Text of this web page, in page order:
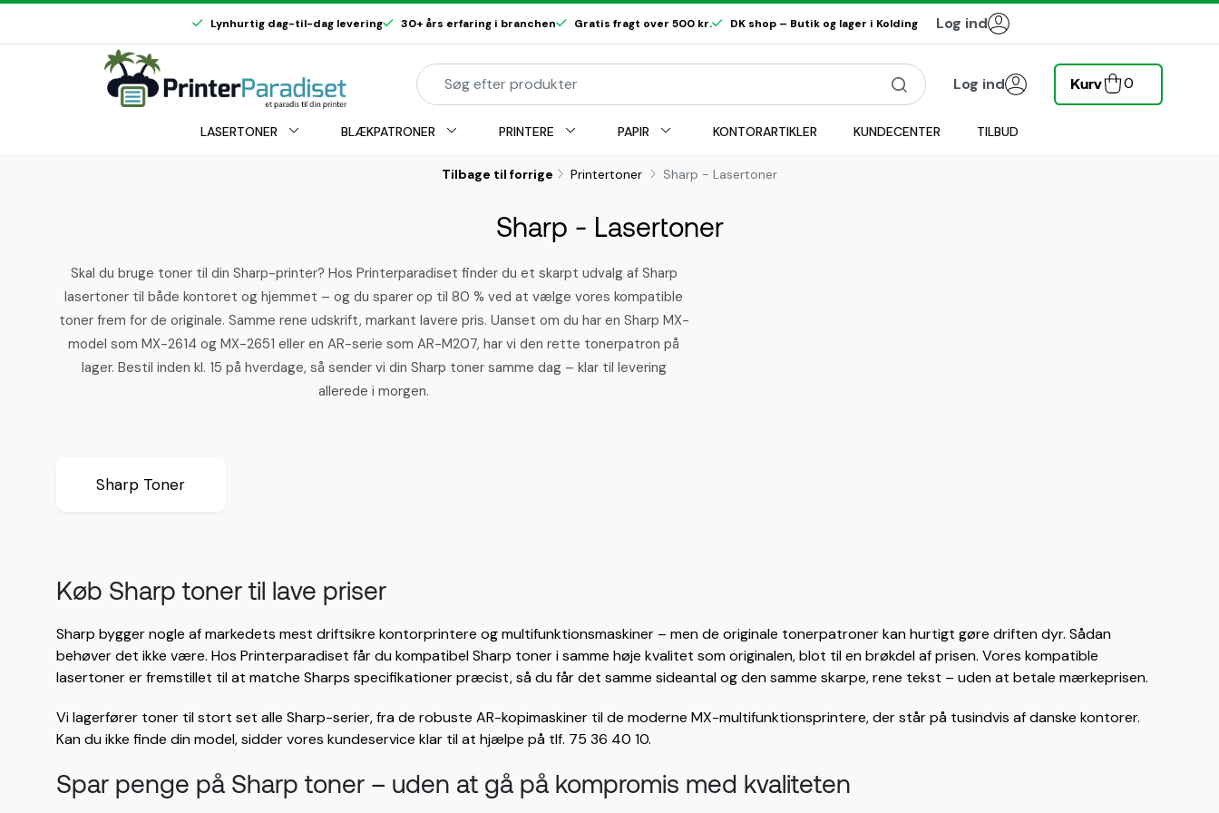
Lynhurtig dag-til-dag levering 30+ års erfaring i branchen Gratis fragt over 500 kr. DK shop – Butik og lager i Kolding Log ind
Log ind Kurv 0
LASERTONER BLÆKPATRONER PRINTERE PAPIR KONTORARTIKLER KUNDECENTER TILBUD
Tilbage til forrige Printertoner Sharp - Lasertoner
Sharp - Lasertoner
Skal du bruge toner til din Sharp-printer? Hos Printerparadiset finder du et skarpt udvalg af Sharp
lasertoner til både kontoret og hjemmet – og du sparer op til 80 % ved at vælge vores kompatible
toner frem for de originale. Samme rene udskrift, markant lavere pris. Uanset om du har en Sharp MX-
model som MX-2614 og MX-2651 eller en AR-serie som AR-M207, har vi den rette tonerpatron på
lager. Bestil inden kl. 15 på hverdage, så sender vi din Sharp toner samme dag – klar til levering
allerede i morgen.
Sharp Toner
Køb Sharp toner til lave priser
Sharp bygger nogle af markedets mest driftsikre kontorprintere og multifunktionsmaskiner – men de originale tonerpatroner kan hurtigt gøre driften dyr. Sådan
behøver det ikke være. Hos Printerparadiset får du kompatibel Sharp toner i samme høje kvalitet som originalen, blot til en brøkdel af prisen. Vores kompatible
lasertoner er fremstillet til at matche Sharps specifikationer præcist, så du får det samme sideantal og den samme skarpe, rene tekst – uden at betale mærkeprisen.
Vi lagerfører toner til stort set alle Sharp-serier, fra de robuste AR-kopimaskiner til de moderne MX-multifunktionsprintere, der står på tusindvis af danske kontorer.
Kan du ikke finde din model, sidder vores kundeservice klar til at hjælpe på tlf. 75 36 40 10.
Spar penge på Sharp toner – uden at gå på kompromis med kvaliteten